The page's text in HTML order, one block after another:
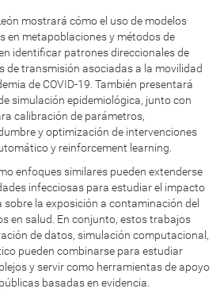
mostrará cómo el uso de modelos
en metapoblaciones y métodos de
identificar patrones direccionales de
de transmisión asociadas a la movilidad
de COVID-19. También presentará
simulación epidemiológica, junto con
calibración de parámetros,
y optimización de intervenciones
y reinforcement learning.
enfoques similares pueden extenderse
infecciosas para estudiar el impacto
la exposición a contaminación del
en salud. En conjunto, estos trabajos
de datos, simulación computacional,
pueden combinarse para estudiar
y servir como herramientas de apoyo
basadas en evidencia.